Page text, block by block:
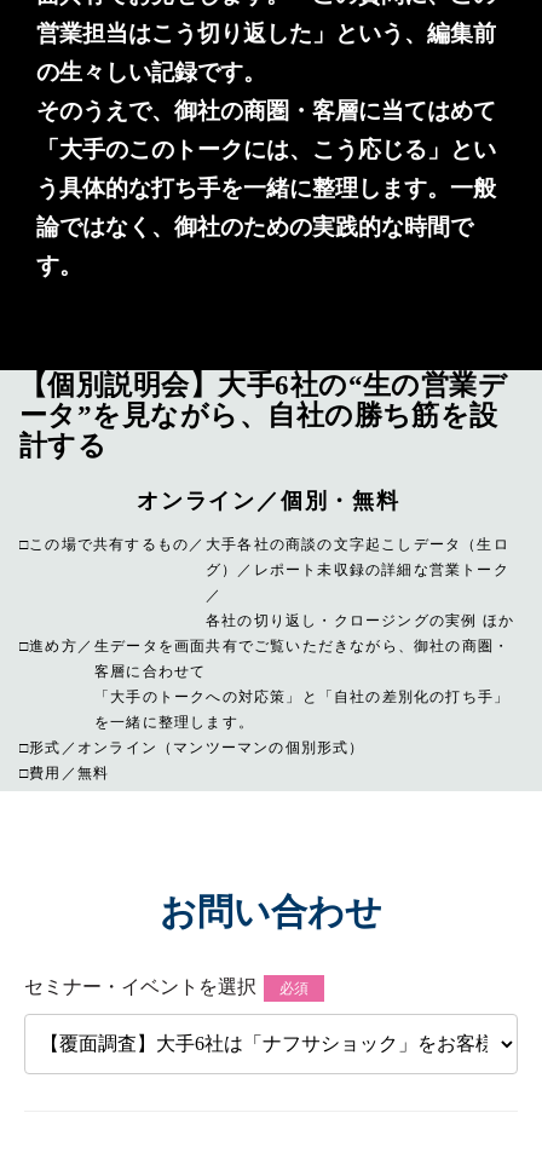
営業担当はこう切り返した」という、編集前
の生々しい記録です。
そのうえで、御社の商圏・客層に当てはめて
「大手のこのトークには、こう応じる」とい
う具体的な打ち手を一緒に整理します。一般
論ではなく、御社のための実践的な時間で
す。
【個別説明会】大手6社の“生の営業デ
ータ”を見ながら、自社の勝ち筋を設
計する
オンライン／個別・無料
この場で共有するもの
大手各社の商談の文字起こしデータ（生ロ
グ）／レポート未収録の詳細な営業トーク
／
各社の切り返し・クロージングの実例 ほか
進め方
生データを画面共有でご覧いただきながら、御社の商圏・
客層に合わせて
「大手のトークへの対応策」と「自社の差別化の打ち手」
を一緒に整理します。
形式
オンライン（マンツーマンの個別形式）
費用
無料
お問い合わせ
セミナー・イベントを選択 必須